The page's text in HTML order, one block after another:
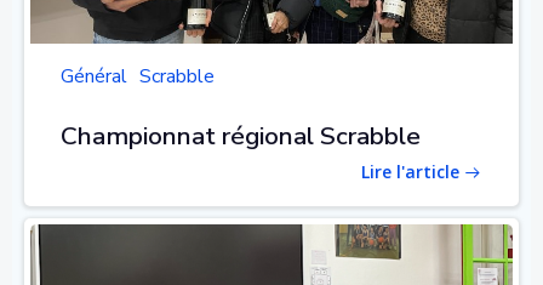
Général Scrabble
Championnat régional Scrabble
Lire l'article